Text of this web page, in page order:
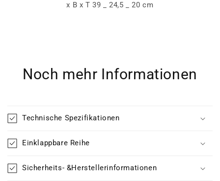
x B x T 39 _ 24,5 _ 20 cm
Noch mehr Informationen
Technische Spezifikationen
Einklappbare Reihe
Sicherheits- &Herstellerinformationen